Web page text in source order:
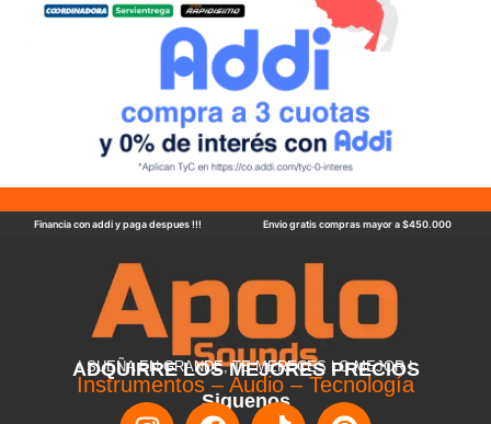
Financia con addi y paga despues !!! Envio gratis compras mayor a $450.000
ADQUIRRE LOS MEJORES PRECIOS
! SUEÑA EN GRANDE, TE MERECES LO MEJOR !
Instrumentos – Audio – Tecnología
Siguenos